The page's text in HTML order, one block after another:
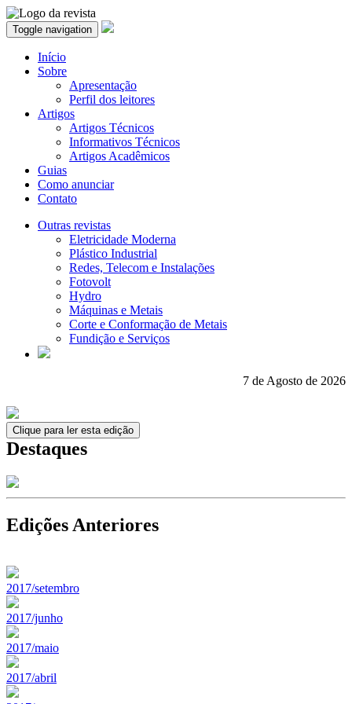
Toggle navigation
Início
Sobre
Apresentação
Perfil dos leitores
Artigos
Artigos Técnicos
Informativos Técnicos
Artigos Acadêmicos
Guias
Como anunciar
Contato
Outras revistas
Eletricidade Moderna
Plástico Industrial
Redes, Telecom e Instalações
Fotovolt
Hydro
Máquinas e Metais
Corte e Conformação de Metais
Fundição e Serviços
7 de Agosto de 2026
Clique para ler esta edição
Destaques
Edições Anteriores
2017/setembro
2017/junho
2017/maio
2017/abril